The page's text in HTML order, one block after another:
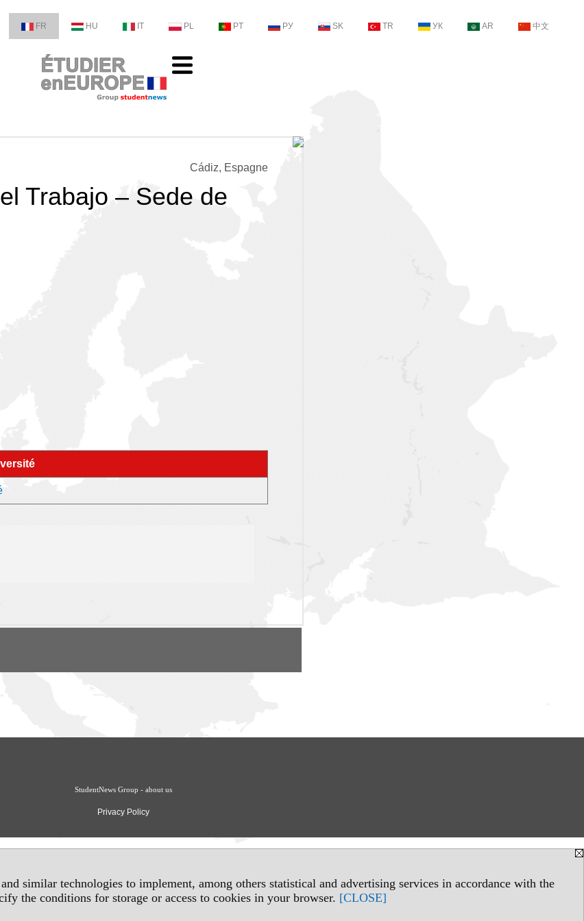
similar technologies to implement, among others statistical and advertising services in accordance with the
the conditions for storage or access to cookies in your browser. [CLOSE]
FR HU IT PL PT РУ SK TR УК AR 中文
Cádiz, Espagne
Trabajo – Sede de
StudentNews Group - about us
Privacy Policy